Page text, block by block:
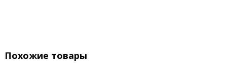
Похожие товары